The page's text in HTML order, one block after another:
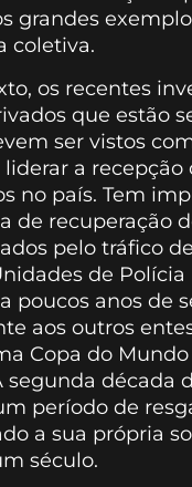
grandes
coletiva.
os recentes
que estão
ser vistos
liderar a recepção
no país. Tem
de recuperação
pelo tráfico
de Polícia
poucos anos de
aos outros
Copa do
segunda década
período de
a sua própria
século.